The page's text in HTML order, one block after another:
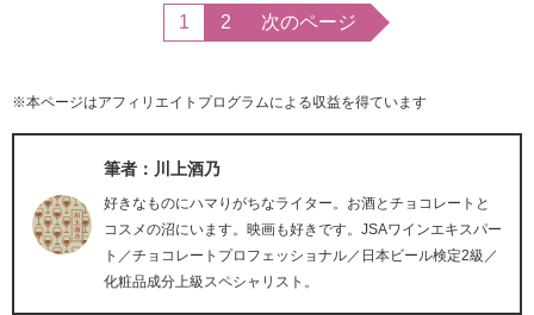
1 2 次のページ
※本ページはアフィリエイトプログラムによる収益を得ています
筆者：川上酒乃
好きなものにハマりがちなライター。お酒とチョコレートと
コスメの沼にいます。映画も好きです。JSAワインエキスパー
ト／チョコレートプロフェッショナル／日本ビール検定2級／
化粧品成分上級スペシャリスト。